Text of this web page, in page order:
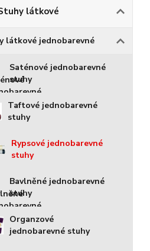
látkové
látkové jednobarevné
Saténové jednobarevné
stuhy
Taftové jednobarevné
stuhy
Rypsové jednobarevné
stuhy
Bavlněné jednobarevné
stuhy
Organzové
jednobarevné stuhy